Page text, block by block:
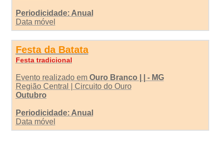
Periodicidade: Anual
Data móvel
Festa da Batata
Festa tradicional
Evento realizado em Ouro Branco | | - MG
Região Central | Circuito do Ouro
Outubro
Periodicidade: Anual
Data móvel